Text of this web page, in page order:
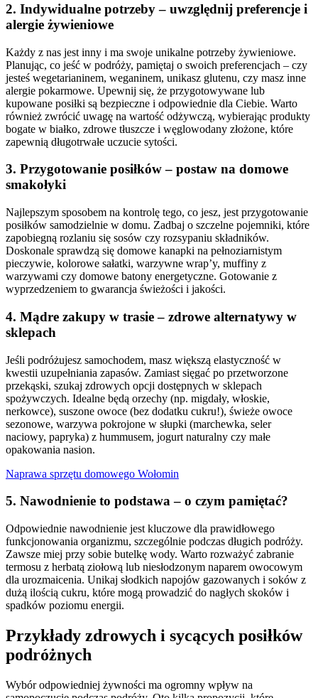
2. Indywidualne potrzeby – uwzględnij preferencje i
alergie żywieniowe
Każdy z nas jest inny i ma swoje unikalne potrzeby żywieniowe.
Planując, co jeść w podróży, pamiętaj o swoich preferencjach – czy
jesteś wegetarianinem, weganinem, unikasz glutenu, czy masz inne
alergie pokarmowe. Upewnij się, że przygotowywane lub
kupowane posiłki są bezpieczne i odpowiednie dla Ciebie. Warto
również zwrócić uwagę na wartość odżywczą, wybierając produkty
bogate w białko, zdrowe tłuszcze i węglowodany złożone, które
zapewnią długotrwałe uczucie sytości.
3. Przygotowanie posiłków – postaw na domowe
smakołyki
Najlepszym sposobem na kontrolę tego, co jesz, jest przygotowanie
posiłków samodzielnie w domu. Zadbaj o szczelne pojemniki, które
zapobiegną rozlaniu się sosów czy rozsypaniu składników.
Doskonale sprawdzą się domowe kanapki na pełnoziarnistym
pieczywie, kolorowe sałatki, warzywne wrap’y, muffiny z
warzywami czy domowe batony energetyczne. Gotowanie z
wyprzedzeniem to gwarancja świeżości i jakości.
4. Mądre zakupy w trasie – zdrowe alternatywy w
sklepach
Jeśli podróżujesz samochodem, masz większą elastyczność w
kwestii uzupełniania zapasów. Zamiast sięgać po przetworzone
przekąski, szukaj zdrowych opcji dostępnych w sklepach
spożywczych. Idealne będą orzechy (np. migdały, włoskie,
nerkowce), suszone owoce (bez dodatku cukru!), świeże owoce
sezonowe, warzywa pokrojone w słupki (marchewka, seler
naciowy, papryka) z hummusem, jogurt naturalny czy małe
opakowania nasion.
Naprawa sprzętu domowego Wołomin
5. Nawodnienie to podstawa – o czym pamiętać?
Odpowiednie nawodnienie jest kluczowe dla prawidłowego
funkcjonowania organizmu, szczególnie podczas długich podróży.
Zawsze miej przy sobie butelkę wody. Warto rozważyć zabranie
termosu z herbatą ziołową lub niesłodzonym naparem owocowym
dla urozmaicenia. Unikaj słodkich napojów gazowanych i soków z
dużą ilością cukru, które mogą prowadzić do nagłych skoków i
spadków poziomu energii.
Przykłady zdrowych i sycących posiłków
podróżnych
Wybór odpowiedniej żywności ma ogromny wpływ na